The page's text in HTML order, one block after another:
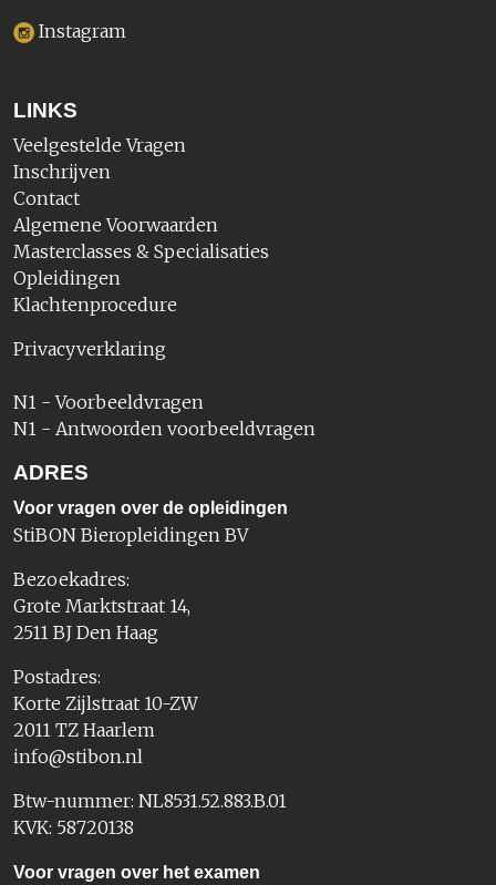
Instagram
LINKS
Veelgestelde Vragen
Inschrijven
Contact
Algemene Voorwaarden
Masterclasses & Specialisaties
Opleidingen
Klachtenprocedure
Privacyverklaring
N1 - Voorbeeldvragen
N1 - Antwoorden voorbeeldvragen
ADRES
Voor vragen over de opleidingen
StiBON Bieropleidingen BV
Bezoekadres:
Grote Marktstraat 14,
2511 BJ Den Haag
Postadres:
Korte Zijlstraat 10-ZW
2011 TZ Haarlem
info@stibon.nl
Btw-nummer: NL8531.52.883.B.01
KVK: 58720138
Voor vragen over het examen